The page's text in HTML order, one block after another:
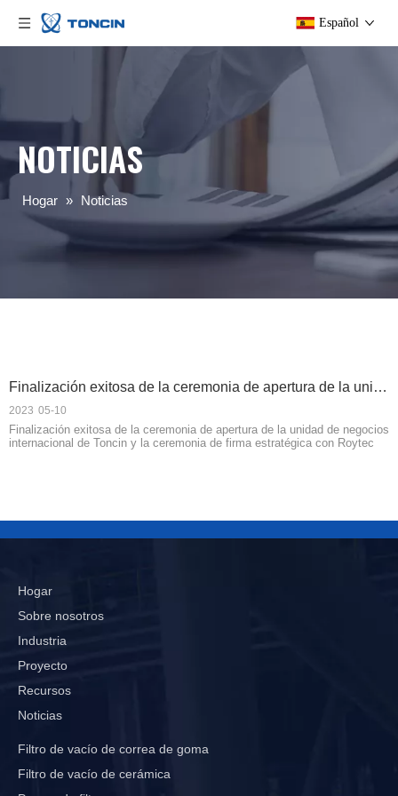
Español
NOTICIAS
Hogar » Noticias
Finalización exitosa de la ceremonia de apertura de la unidad de negocios internacional de Toncin y la ceremonia de firma estratégica con Roytec
Finalización exitosa de la ceremonia de apertura de la unidad de negocios
internacional de Toncin y la ceremonia de firma estratégica con Roytec
2023 05-10
Hogar
Sobre nosotros
Industria
Proyecto
Recursos
Noticias
Filtro de vacío de correa de goma
Filtro de vacío de cerámica